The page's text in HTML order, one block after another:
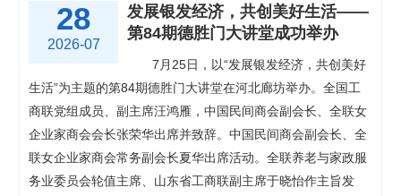
28
2026-07
发展银发经济，共创美好生活——
第84期德胜门大讲堂成功举办
7月25日，以“发展银发经济，共创美好
生活”为主题的第84期德胜门大讲堂在河北廊坊举办。全国工
商联党组成员、副主席汪鸿雁，中国民间商会副会长、全联女
企业家商会会长张荣华出席并致辞。中国民间商会副会长、全
联女企业家商会常务副会长夏华出席活动。全联养老与家政服
务业委员会轮值主席、山东省工商联副主席于晓怡作主旨发